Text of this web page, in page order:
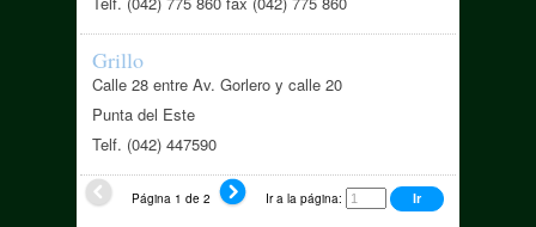
Grillo
Calle 28 entre Av. Gorlero y calle 20
Punta del Este
Telf. (042) 447590
Página 1 de 2 Ir a la página: